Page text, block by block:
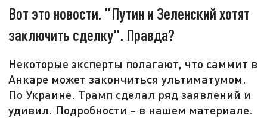
Вот это новости. "Путин и Зеленский хотят
заключить сделку". Правда?
Некоторые эксперты полагают, что саммит в
Анкаре может закончиться ультиматумом.
По Украине. Трамп сделал ряд заявлений и
удивил. Подробности – в нашем материале.